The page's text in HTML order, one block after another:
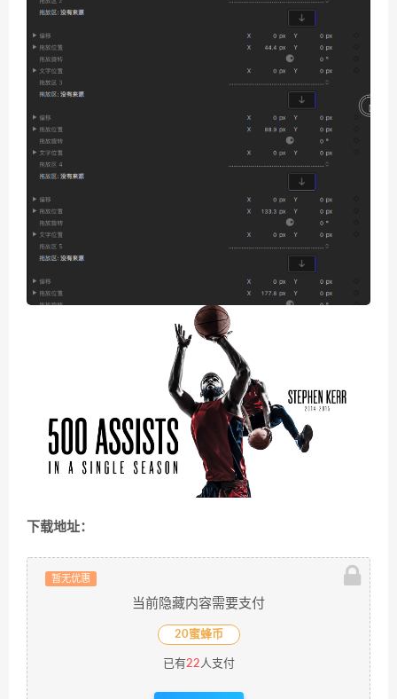
下载地址：
暂无优惠
当前隐藏内容需要支付
20蜜蜂币
已有22人支付